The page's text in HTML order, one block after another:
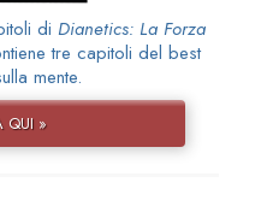
di Dianetics: La Forza
tre capitoli del best
mente.
QUI »